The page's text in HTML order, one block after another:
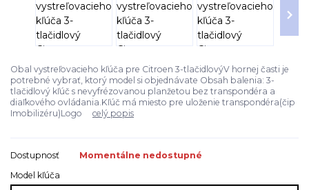
Obal vystreľovacieho kľúča pre Citroen 3-tlačidlovýV hornej časti je
potrebné vybrať, ktorý model si objednávate Obsah balenia: 3-
tlačidlový kľúč s nevyfrézovanou planžetou bez transpondéra a
diaľkového ovládania.Kľúč má miesto pre uloženie transpondéra(čip
Imobilizéru)Logo celý popis
Dostupnosť
Momentálne nedostupné
Model kľúča